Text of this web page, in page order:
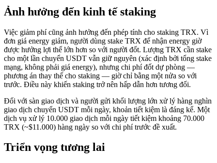
Ảnh hưởng đến kinh tế staking
Việc giảm phí cũng ảnh hưởng đến phép tính cho staking TRX. Vì
đơn giá energy giảm, người dùng stake TRX để nhận energy giờ
được hưởng lợi thế lớn hơn so với người đốt. Lượng TRX cần stake
cho một lần chuyển USDT vẫn giữ nguyên (xác định bởi tổng stake
mạng, không phải giá energy), nhưng chi phí đốt dự phòng —
phương án thay thế cho staking — giờ chỉ bằng một nửa so với
trước. Điều này khiến staking trở nên hấp dẫn hơn tương đối.
Đối với sàn giao dịch và người gửi khối lượng lớn xử lý hàng nghìn
giao dịch chuyển USDT mỗi ngày, khoản tiết kiệm là đáng kể. Một
dịch vụ xử lý 10.000 giao dịch mỗi ngày tiết kiệm khoảng 70.000
TRX (~$11.000) hàng ngày so với chi phí trước đề xuất.
Triển vọng tương lai